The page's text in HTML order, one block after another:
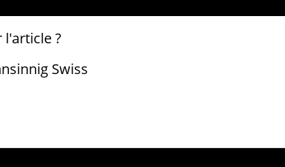
l'article ?
Swiss